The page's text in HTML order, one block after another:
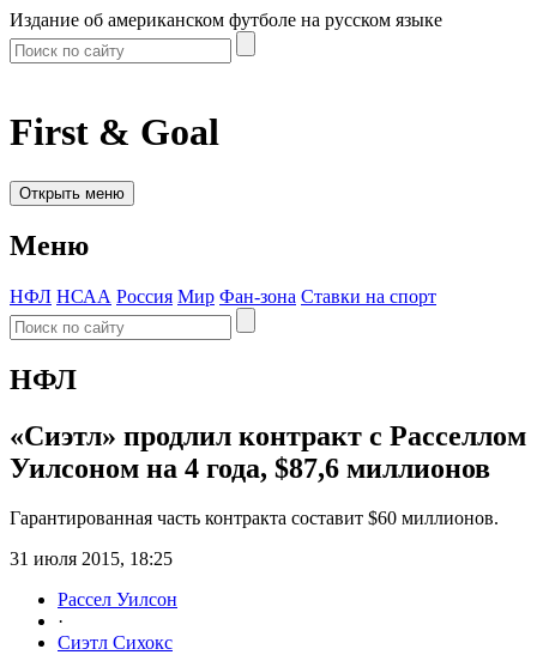
Издание об американском футболе на русском языке
First & Goal
Открыть меню
Меню
НФЛ НСАА Россия Мир Фан-зона Ставки на спорт
НФЛ
«Сиэтл» продлил контракт с Расселлом
Уилсоном на 4 года, $87,6 миллионов
Гарантированная часть контракта составит $60 миллионов.
31 июля 2015, 18:25
Рассел Уилсон
·
Сиэтл Сихокс